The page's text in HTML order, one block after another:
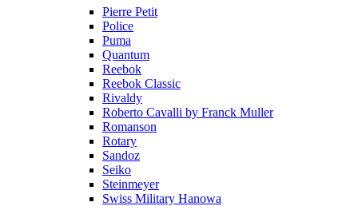
Pierre Petit
Police
Puma
Quantum
Reebok
Reebok Classic
Rivaldy
Roberto Cavalli by Franck Muller
Romanson
Rotary
Sandoz
Seiko
Steinmeyer
Swiss Military Hanowa